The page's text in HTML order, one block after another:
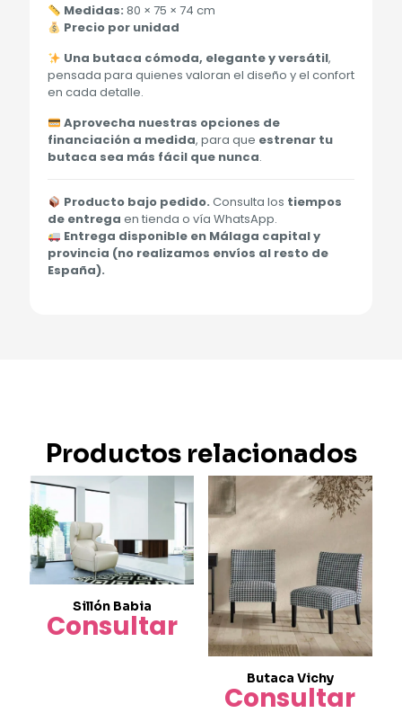
Medidas: 80 × 75 × 74 cm
Precio por unidad
Una butaca cómoda, elegante y versátil,
pensada para quienes valoran el diseño y el confort
en cada detalle.
Aprovecha nuestras opciones de
financiación a medida, para que estrenar tu
butaca sea más fácil que nunca.
Producto bajo pedido. Consulta los tiempos
de entrega en tienda o vía WhatsApp.
Entrega disponible en Málaga capital y
provincia (no realizamos envíos al resto de
España).
Productos relacionados
Sillón Babia
Consultar
Butaca Vichy
Consultar